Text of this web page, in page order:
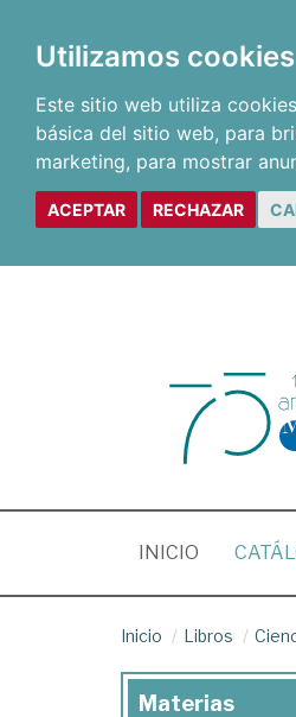
Utilizamos cookies
Este sitio web utiliza
básica del sitio web, para
marketing, para mostrar
ACEPTAR RECHAZAR
INICIO
Inicio Libros
Materias